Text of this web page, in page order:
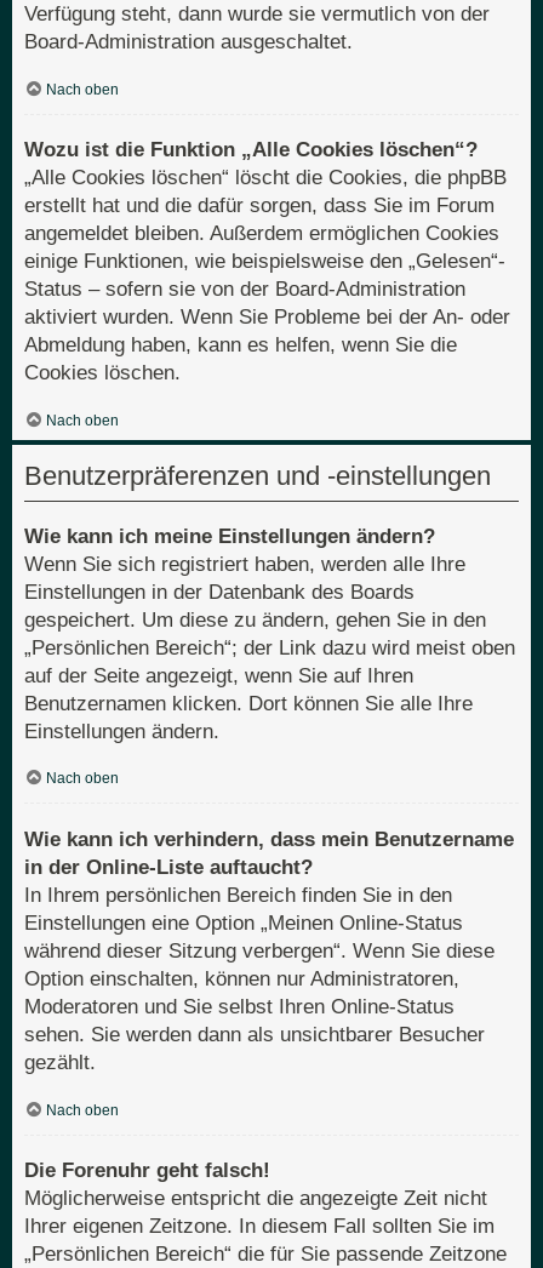
Verfügung steht, dann wurde sie vermutlich von der
Board-Administration ausgeschaltet.
Nach oben
Wozu ist die Funktion „Alle Cookies löschen“?
„Alle Cookies löschen“ löscht die Cookies, die phpBB
erstellt hat und die dafür sorgen, dass Sie im Forum
angemeldet bleiben. Außerdem ermöglichen Cookies
einige Funktionen, wie beispielsweise den „Gelesen“-
Status – sofern sie von der Board-Administration
aktiviert wurden. Wenn Sie Probleme bei der An- oder
Abmeldung haben, kann es helfen, wenn Sie die
Cookies löschen.
Nach oben
Benutzerpräferenzen und -einstellungen
Wie kann ich meine Einstellungen ändern?
Wenn Sie sich registriert haben, werden alle Ihre
Einstellungen in der Datenbank des Boards
gespeichert. Um diese zu ändern, gehen Sie in den
„Persönlichen Bereich“; der Link dazu wird meist oben
auf der Seite angezeigt, wenn Sie auf Ihren
Benutzernamen klicken. Dort können Sie alle Ihre
Einstellungen ändern.
Nach oben
Wie kann ich verhindern, dass mein Benutzername
in der Online-Liste auftaucht?
In Ihrem persönlichen Bereich finden Sie in den
Einstellungen eine Option „Meinen Online-Status
während dieser Sitzung verbergen“. Wenn Sie diese
Option einschalten, können nur Administratoren,
Moderatoren und Sie selbst Ihren Online-Status
sehen. Sie werden dann als unsichtbarer Besucher
gezählt.
Nach oben
Die Forenuhr geht falsch!
Möglicherweise entspricht die angezeigte Zeit nicht
Ihrer eigenen Zeitzone. In diesem Fall sollten Sie im
„Persönlichen Bereich“ die für Sie passende Zeitzone